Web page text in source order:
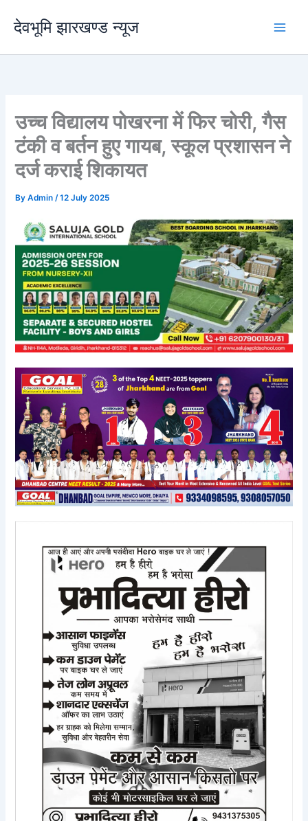
content
देवभूमि झारखण्ड न्यूज
उच्च विद्यालय पोखरना में फिर चोरी, गैस
टंकी व बर्तन हुए गायब, स्कूल प्रशासन ने
दर्ज कराई शिकायत
ByAdmin/12 July 2025